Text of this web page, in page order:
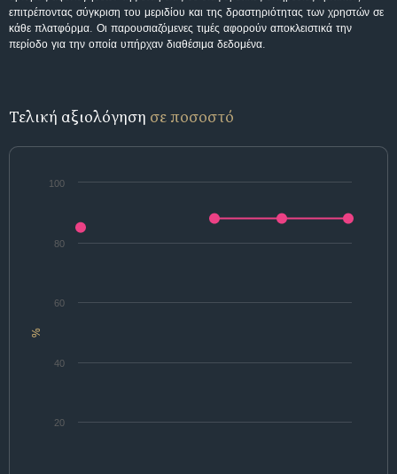
επιτρέποντας σύγκριση του μεριδίου και της δραστηριότητας των χρηστών σε
κάθε πλατφόρμα. Οι παρουσιαζόμενες τιμές αφορούν αποκλειστικά την
περίοδο για την οποία υπήρχαν διαθέσιμα δεδομένα.
Τελική αξιολόγηση σε ποσοστό
%
20
40
60
80
100